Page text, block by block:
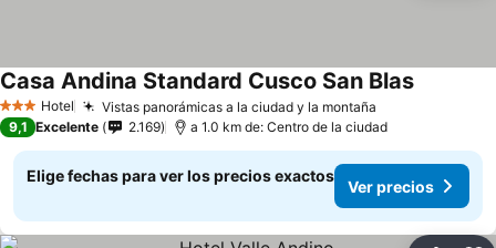
3 Estrellas
Hotel Vistas panorámicas a la ciudad y la montaña
Casa Andina Standard Cusco San Blas
9,1 Excelente 2.169 a 1.0 km de: Centro de la ciudad
Elige fechas para ver los precios exactos
Ver precios